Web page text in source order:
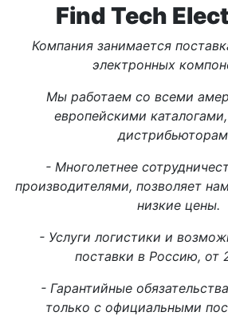
Find Tech
Компания занимается
электронных
Мы работаем со всеми
европейскими
- Многолетнее
производителями, позволяет
низкие цены.
- Услуги логистики и
поставки в Россию, от
- Гарантийные
только с официальными